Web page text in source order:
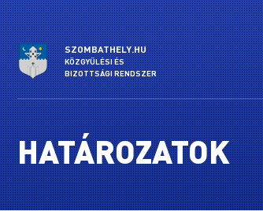
SZOMBATHELY.HU
KÖZGYŰLÉSI ÉS
BIZOTTSÁGI RENDSZER
HATÁROZATOK